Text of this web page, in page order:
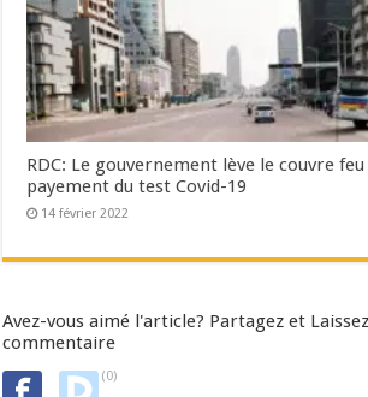
RDC: Le gouvernement lève le couvre
payement du test Covid-19
14 février 2022
Avez-vous aimé l'article? Partagez et
commentaire
(0)